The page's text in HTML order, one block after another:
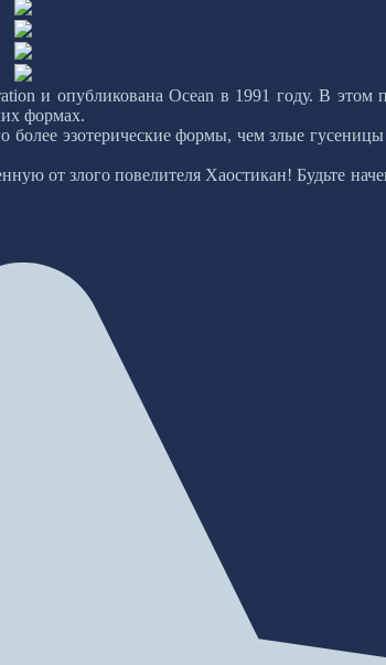
и опубликована Ocean в 1991 году. В
формах.
эзотерические формы, чем злые
от злого повелителя Хаостикан! Будьте